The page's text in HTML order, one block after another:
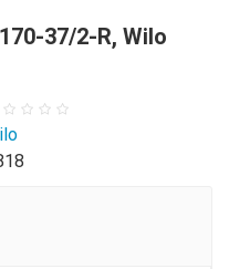
37/2-R, Wilo